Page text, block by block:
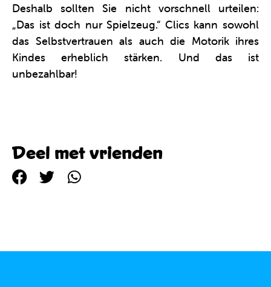
Deshalb sollten Sie nicht vorschnell urteilen:
„Das ist doch nur Spielzeug.“ Clics kann sowohl
das Selbstvertrauen als auch die Motorik ihres
Kindes erheblich stärken. Und das ist
unbezahlbar!
Deel met vrienden